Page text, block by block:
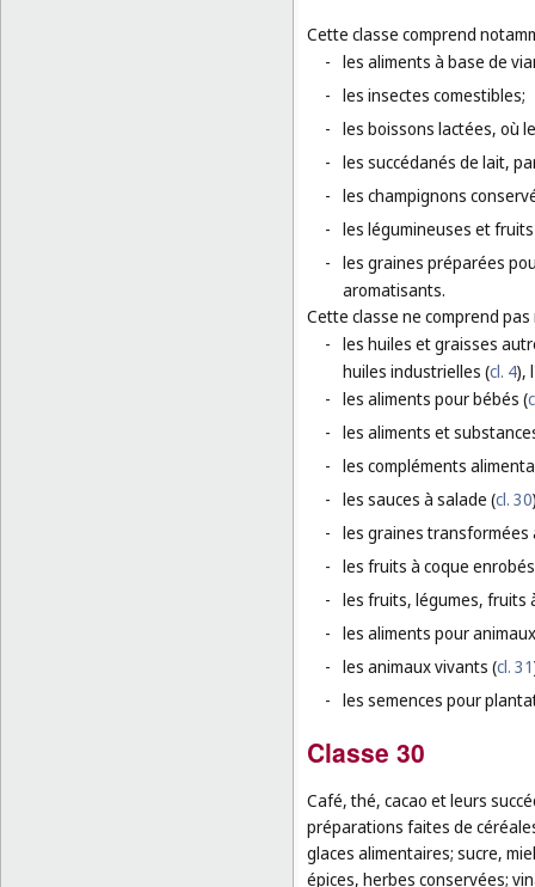
Cette classe comprend
- les aliments à base de
- les insectes comestibles;
- les boissons lactées, où
- les succédanés de lait,
- les champignons
- les légumineuses et
- les graines préparées
aromatisants.
Cette classe ne comprend
- les huiles et graisses
huiles industrielles (cl. 4),
- les aliments pour bébés (
- les aliments et
- les compléments
- les sauces à salade (cl. 30
- les graines
- les fruits à coque
- les fruits, légumes, fruits
- les aliments pour
- les animaux vivants (cl. 31
- les semences pour
Classe 30
Café, thé, cacao et leurs
préparations faites de
glaces alimentaires; sucre,
épices, herbes conservées;